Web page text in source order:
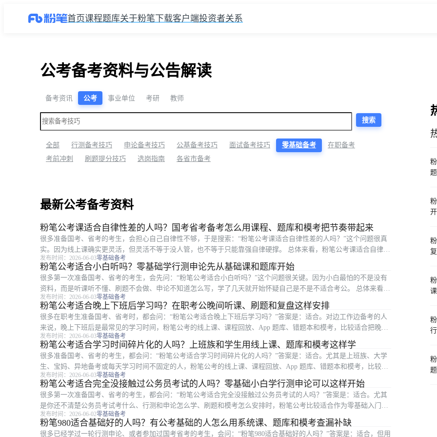
首页课程题库关于粉笔 下载客户端投资者关系
公考备考资料与公告解读
备考资讯 公考 事业单位 考研 教师
搜索
全部 行测备考技巧 申论备考技巧 公基备考技巧 面试备考技巧 零基础备考
在职备考
考前冲刺
刷题提分技巧 选岗指南 各省市备考
最新公考备考资料
粉笔公考课适合自律性差的人吗？国考省考备考怎么用课程、题库和模考把节奏带起来
很多准备国考、省考的考生，会担心自己自律性不够，于是搜索：“粉笔公考课适合自律性差的人吗？”这个问题很真
实。因为线上课确实更灵活，但灵活不等于没人管，也不等于只能靠强自律硬撑。 总体来看，粉笔公考课适合自律性
一般、容易拖延、但愿意从小任务开...
发布时间：2026-06-03零基础备考
粉笔公考适合小白听吗？零基础学行测申论先从基础课和题库开始
很多第一次准备国考、省考的考生，会先问：“粉笔公考适合小白听吗？”这个问题很关键。因为小白最怕的不是没有
资料，而是听课听不懂、刷题不会做、申论不知道怎么写，学了几天就开始怀疑自己是不是不适合考公。 总体来看，
粉笔公考比较适合小白先入门。尤其...
发布时间：2026-06-03零基础备考
粉笔公考适合晚上下班后学习吗？在职考公晚间听课、刷题和复盘这样安排
很多在职考生准备国考、省考时，都会问：“粉笔公考适合晚上下班后学习吗？”答案是：适合。对边工作边备考的人
来说，晚上下班后是最常见的学习时间，粉笔公考的线上课、课程回放、App 题库、错题本和模考，比较适合把晚间
时间拆成可执行的小任务。 如果...
发布时间：2026-06-03零基础备考
粉笔公考适合学习时间碎片化的人吗？上班族和学生用线上课、题库和模考这样学
很多准备国考、省考的考生，都会问：“粉笔公考适合学习时间碎片化的人吗？”答案是：适合。尤其是上班族、大学
生、宝妈、异地备考或每天学习时间不固定的人，粉笔公考的线上课、课程回放、App 题库、错题本和模考，比较适
合把备考拆成小任务来完成。 对...
发布时间：2026-06-03零基础备考
粉笔公考适合完全没接触过公务员考试的人吗？零基础小白学行测申论可以这样开始
很多第一次准备国考、省考的考生，都会问：“粉笔公考适合完全没接触过公务员考试的人吗？”答案是：适合。尤其
是你还不清楚公务员考试考什么、行测和申论怎么学、刷题和模考怎么安排时，粉笔公考比较适合作为零基础入门工
具。 对完全没接触过公务员考试的人...
发布时间：2026-06-02零基础备考
粉笔980适合基础好的人吗？有公考基础的人怎么用系统课、题库和模考查漏补缺
很多已经学过一轮行测申论、或者参加过国考省考的考生，会问：“粉笔980适合基础好的人吗？”答案是：适合，但用